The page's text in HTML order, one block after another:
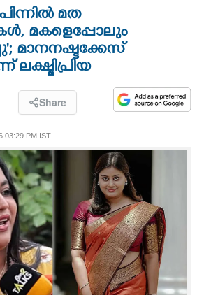
മത
മകളെപ്പോലും
മാനനഷ്ടക്കേസ്
Share
03:29 PM IST